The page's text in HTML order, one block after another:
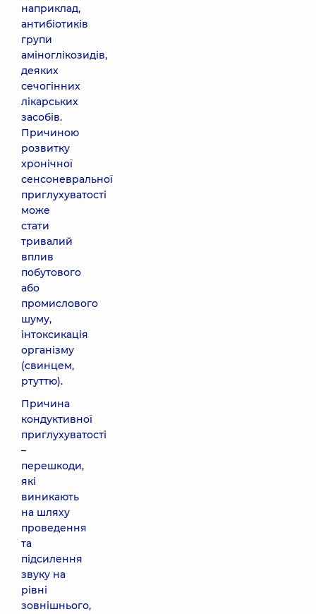
наприклад,
антибіотиків
групи
аміноглікозидів,
деяких
сечогінних
лікарських
засобів.
Причиною
розвитку
хронічної
сенсоневральної
приглухуватості
може
стати
тривалий
вплив
побутового
або
промислового
шуму,
інтоксикація
організму
(свинцем,
ртуттю).
Причина
кондуктивної
приглухуватості
–
перешкоди,
які
виникають
на шляху
проведення
та
підсилення
звуку на
рівні
зовнішнього,